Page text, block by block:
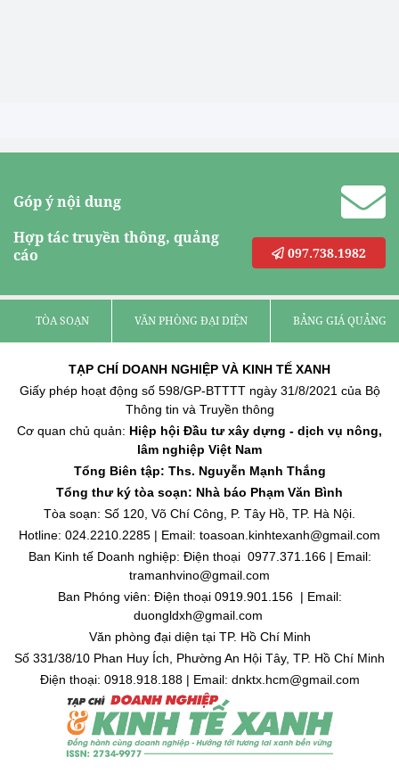
Góp ý nội dung
Hợp tác truyền thông, quảng
cáo
097.738.1982
TÒA SOẠN VĂN PHÒNG ĐẠI DIỆN BẢNG GIÁ QUẢNG
TẠP CHÍ DOANH NGHIỆP VÀ KINH TẾ XANH
Giấy phép hoạt động số 598/GP-BTTTT ngày 31/8/2021 của Bộ
Thông tin và Truyền thông
Cơ quan chủ quản: Hiệp hội Đầu tư xây dựng - dịch vụ nông,
lâm nghiệp Việt Nam
Tổng Biên tập: Ths. Nguyễn Mạnh Thắng
Tổng thư ký tòa soạn: Nhà báo Phạm Văn Bình
Tòa soạn: Số 120, Võ Chí Công, P. Tây Hồ, TP. Hà Nội.
Hotline: 024.2210.2285 | Email: toasoan.kinhtexanh@gmail.com
Ban Kinh tế Doanh nghiệp: Điện thoại 0977.371.166 | Email:
tramanhvino@gmail.com
Ban Phóng viên: Điện thoại 0919.901.156 | Email:
duongldxh@gmail.com
Văn phòng đại diện tại TP. Hồ Chí Minh
Số 331/38/10 Phan Huy Ích, Phường An Hội Tây, TP. Hồ Chí Minh
Điện thoại: 0918.918.188 | Email: dnktx.hcm@gmail.com